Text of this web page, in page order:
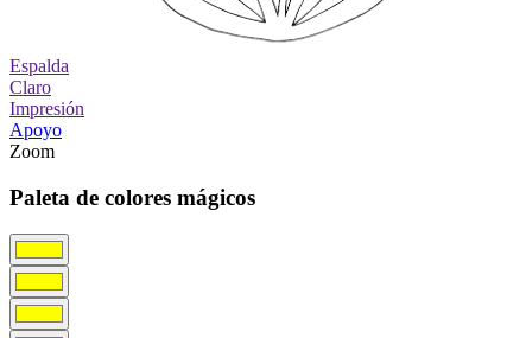
Espalda
Claro
Impresión
Apoyo
Zoom
Paleta de colores mágicos